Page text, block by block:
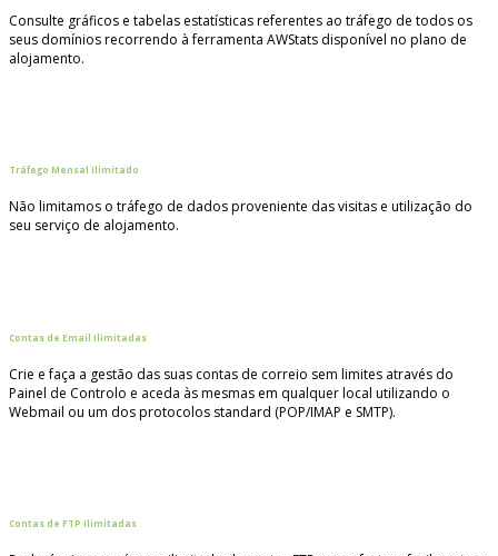
Consulte gráficos e tabelas estatísticas referentes ao tráfego de todos os
seus domínios recorrendo à ferramenta AWStats disponível no plano de
alojamento.
Tráfego Mensal Ilimitado
Não limitamos o tráfego de dados proveniente das visitas e utilização do
seu serviço de alojamento.
Contas de Email Ilimitadas
Crie e faça a gestão das suas contas de correio sem limites através do
Painel de Controlo e aceda às mesmas em qualquer local utilizando o
Webmail ou um dos protocolos standard (POP/IMAP e SMTP).
Contas de FTP Ilimitadas